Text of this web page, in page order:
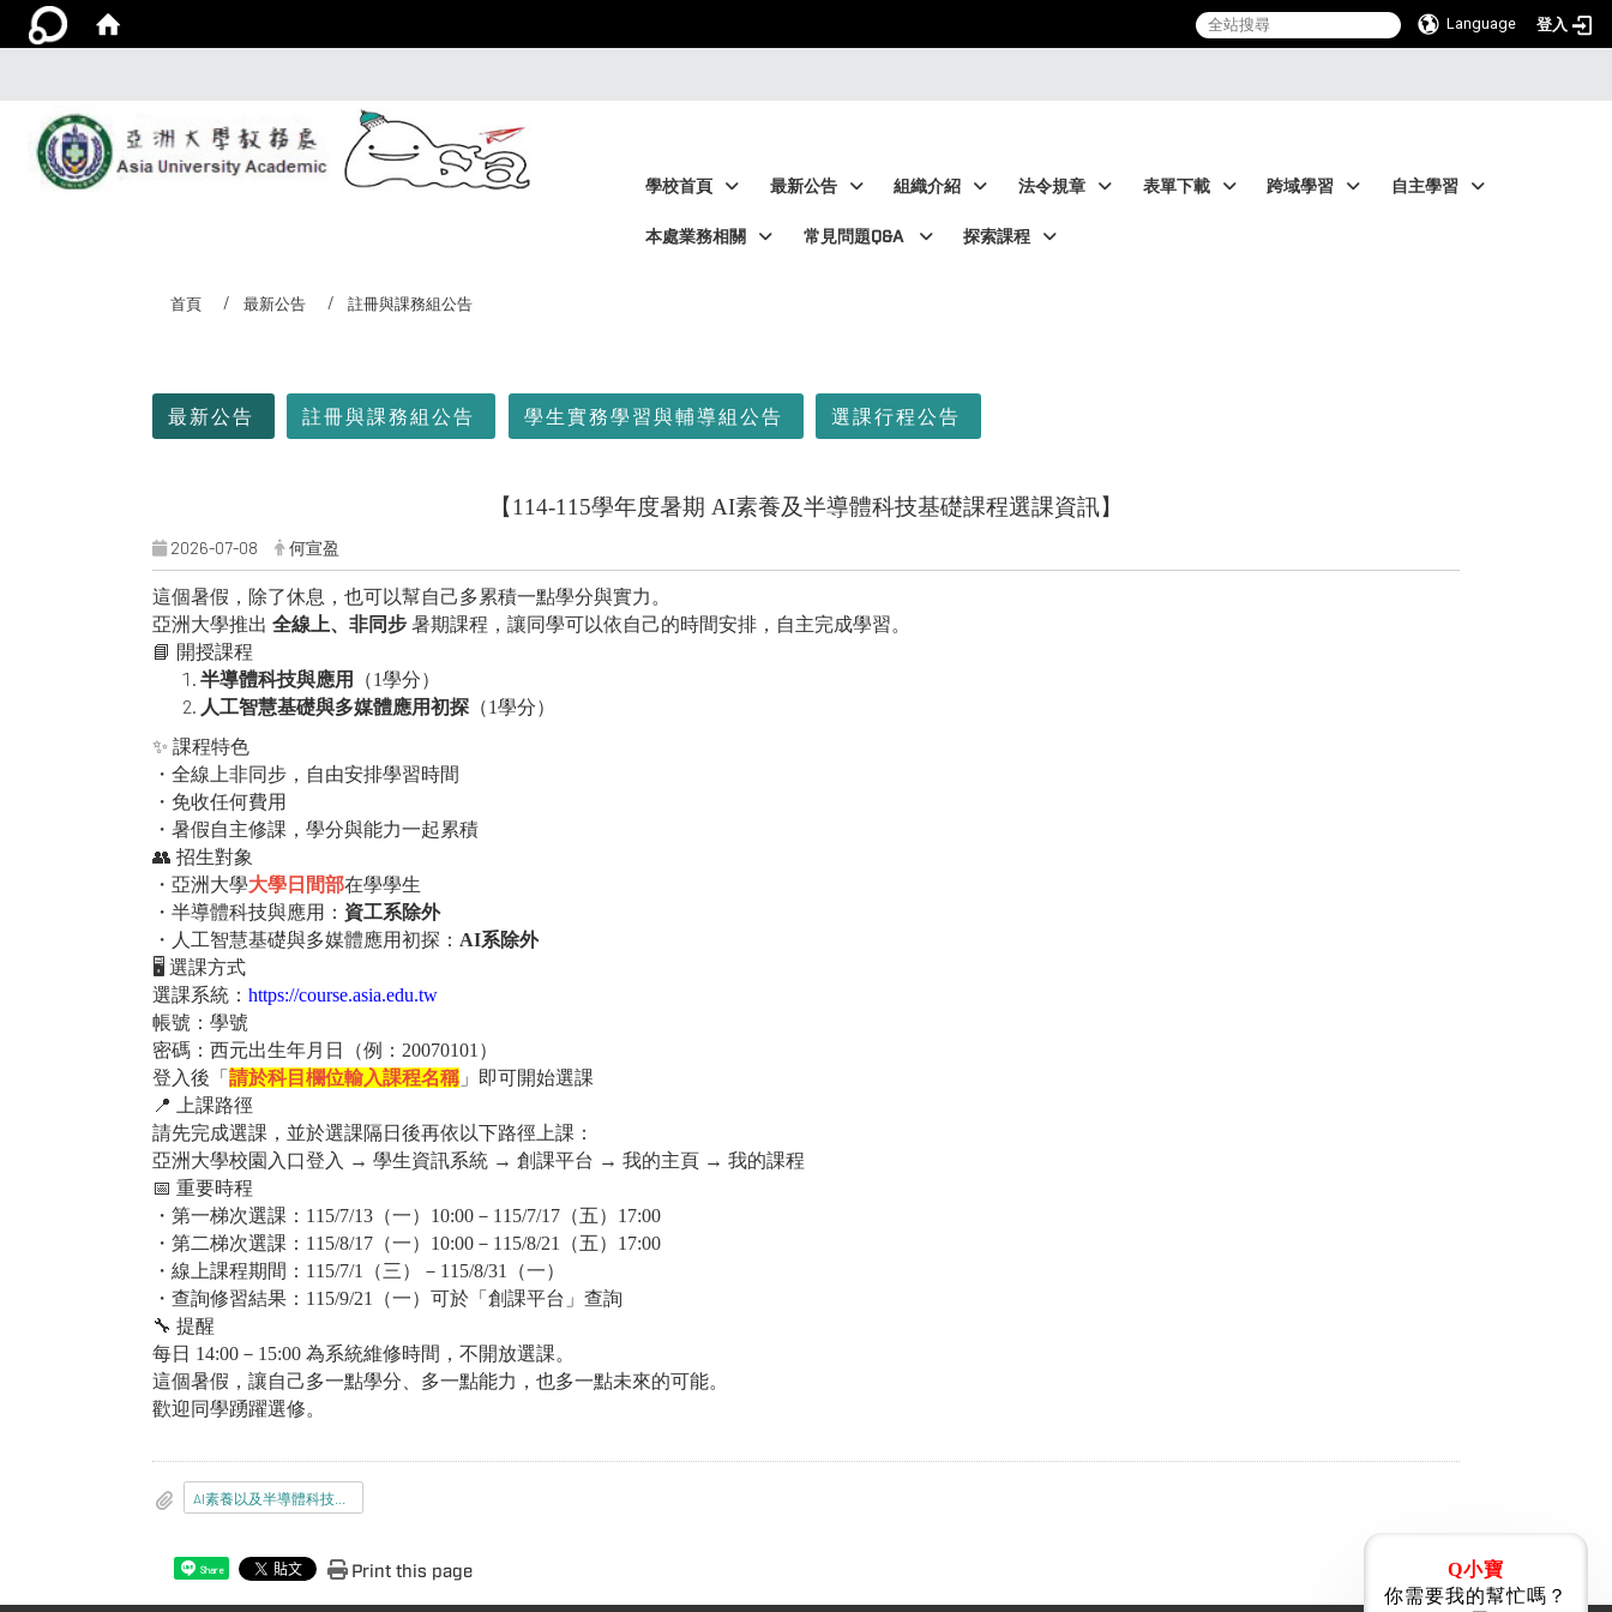
Language 登入
學校首頁 最新公告 組織介紹 法令規章 表單下載 跨域學習 自主學習
本處業務相關 常見問題Q&A 探索課程
首頁 最新公告 註冊與課務組公告
最新公告 註冊與課務組公告 學生實務學習與輔導組公告 選課行程公告
【114-115學年度暑期 AI素養及半導體科技基礎課程選課資訊】
2026-07-08 何宣盈
這個暑假，除了休息，也可以幫自己多累積一點學分與實力。
亞洲大學推出 全線上、非同步 暑期課程，讓同學可以依自己的時間安排，自主完成學習。
📘 開授課程
半導體科技與應用
（1學分）
人工智慧基礎與多媒體應用初探 （1學分）
✨ 課程特色
・全線上非同步，自由安排學習時間
・免收任何費用
・暑假自主修課，學分與能力一起累積
👥 招生對象
・亞洲大學大學日間部在學學生
・半導體科技與應用： 資工系除外
・人工智慧基礎與多媒體應用初探： AI系除外
🖥 選課方式
選課系統： https://course.asia.edu.tw
帳號：學號
密碼：西元出生年月日（例：20070101）
登入後「 請於科目欄位輸入課程名稱 」即可開始選課
📍
上課路徑
請先完成選課，並於選課隔日後再依以下路徑上課：
亞洲大學校園入口登入 → 學生資訊系統 → 創課平台 → 我的主頁 → 我的課程
📅 重要時程
・第一梯次選課：115/7/13（一）10:00－115/7/17（五）17:00
・第二梯次選課：115/8/17（一）10:00－115/8/21（五）17:00
・線上課程期間：115/7/1（三）－115/8/31（一）
・查詢修習結果：115/9/21（一）可於「創課平台」查詢
🔧 提醒
每日 14:00－15:00 為系統維修時間，不開放選課。
這個暑假，讓自己多一點學分、多一點能力，也多一點未來的可能。
歡迎同學踴躍選修。
Share Print this page
Q小寶
你需要我的幫忙嗎？